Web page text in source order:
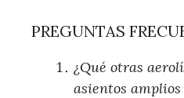
PREGUNTAS
¿Qué otras
asientos